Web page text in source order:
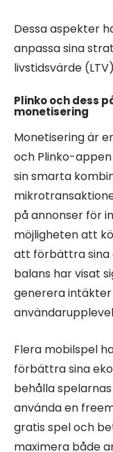
Dessa aspekter
anpassa sina
livstidsvärde
Plinko och dess
monetisering
Monetisering är
och Plinko-
sin smarta
på annonser för
möjligheten att
att förbättra sina
balans har visat
generera
Flera mobilspel
förbättra sina
behålla
använda en
gratis spel och
maximera både